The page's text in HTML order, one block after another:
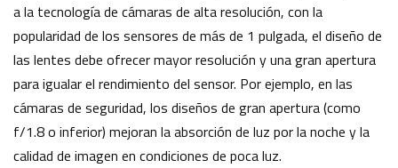
a la tecnología de cámaras de alta resolución, con la
popularidad de los sensores de más de 1 pulgada, el diseño de
las lentes debe ofrecer mayor resolución y una gran apertura
para igualar el rendimiento del sensor. Por ejemplo, en las
cámaras de seguridad, los diseños de gran apertura (como
f/1.8 o inferior) mejoran la absorción de luz por la noche y la
calidad de imagen en condiciones de poca luz.